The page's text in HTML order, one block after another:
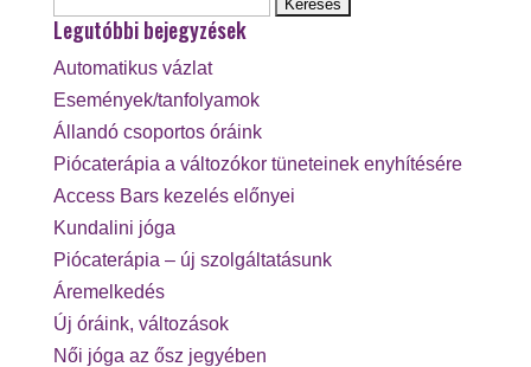
Legutóbbi bejegyzések
Automatikus vázlat
Események/tanfolyamok
Állandó csoportos óráink
Piócaterápia a változókor tüneteinek enyhítésére
Access Bars kezelés előnyei
Kundalini jóga
Piócaterápia – új szolgáltatásunk
Áremelkedés
Új óráink, változások
Női jóga az ősz jegyében